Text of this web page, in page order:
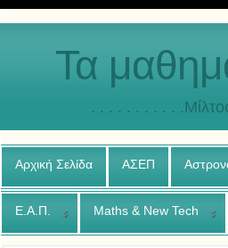
Τα
. . . . . . . . . .
Αρχική Σελίδα ΑΣΕΠ
Ε.Α.Π. Maths & New Tech